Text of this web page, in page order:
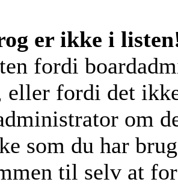
er ikke i
fordi
eller fordi det
om
som du har
til selv at